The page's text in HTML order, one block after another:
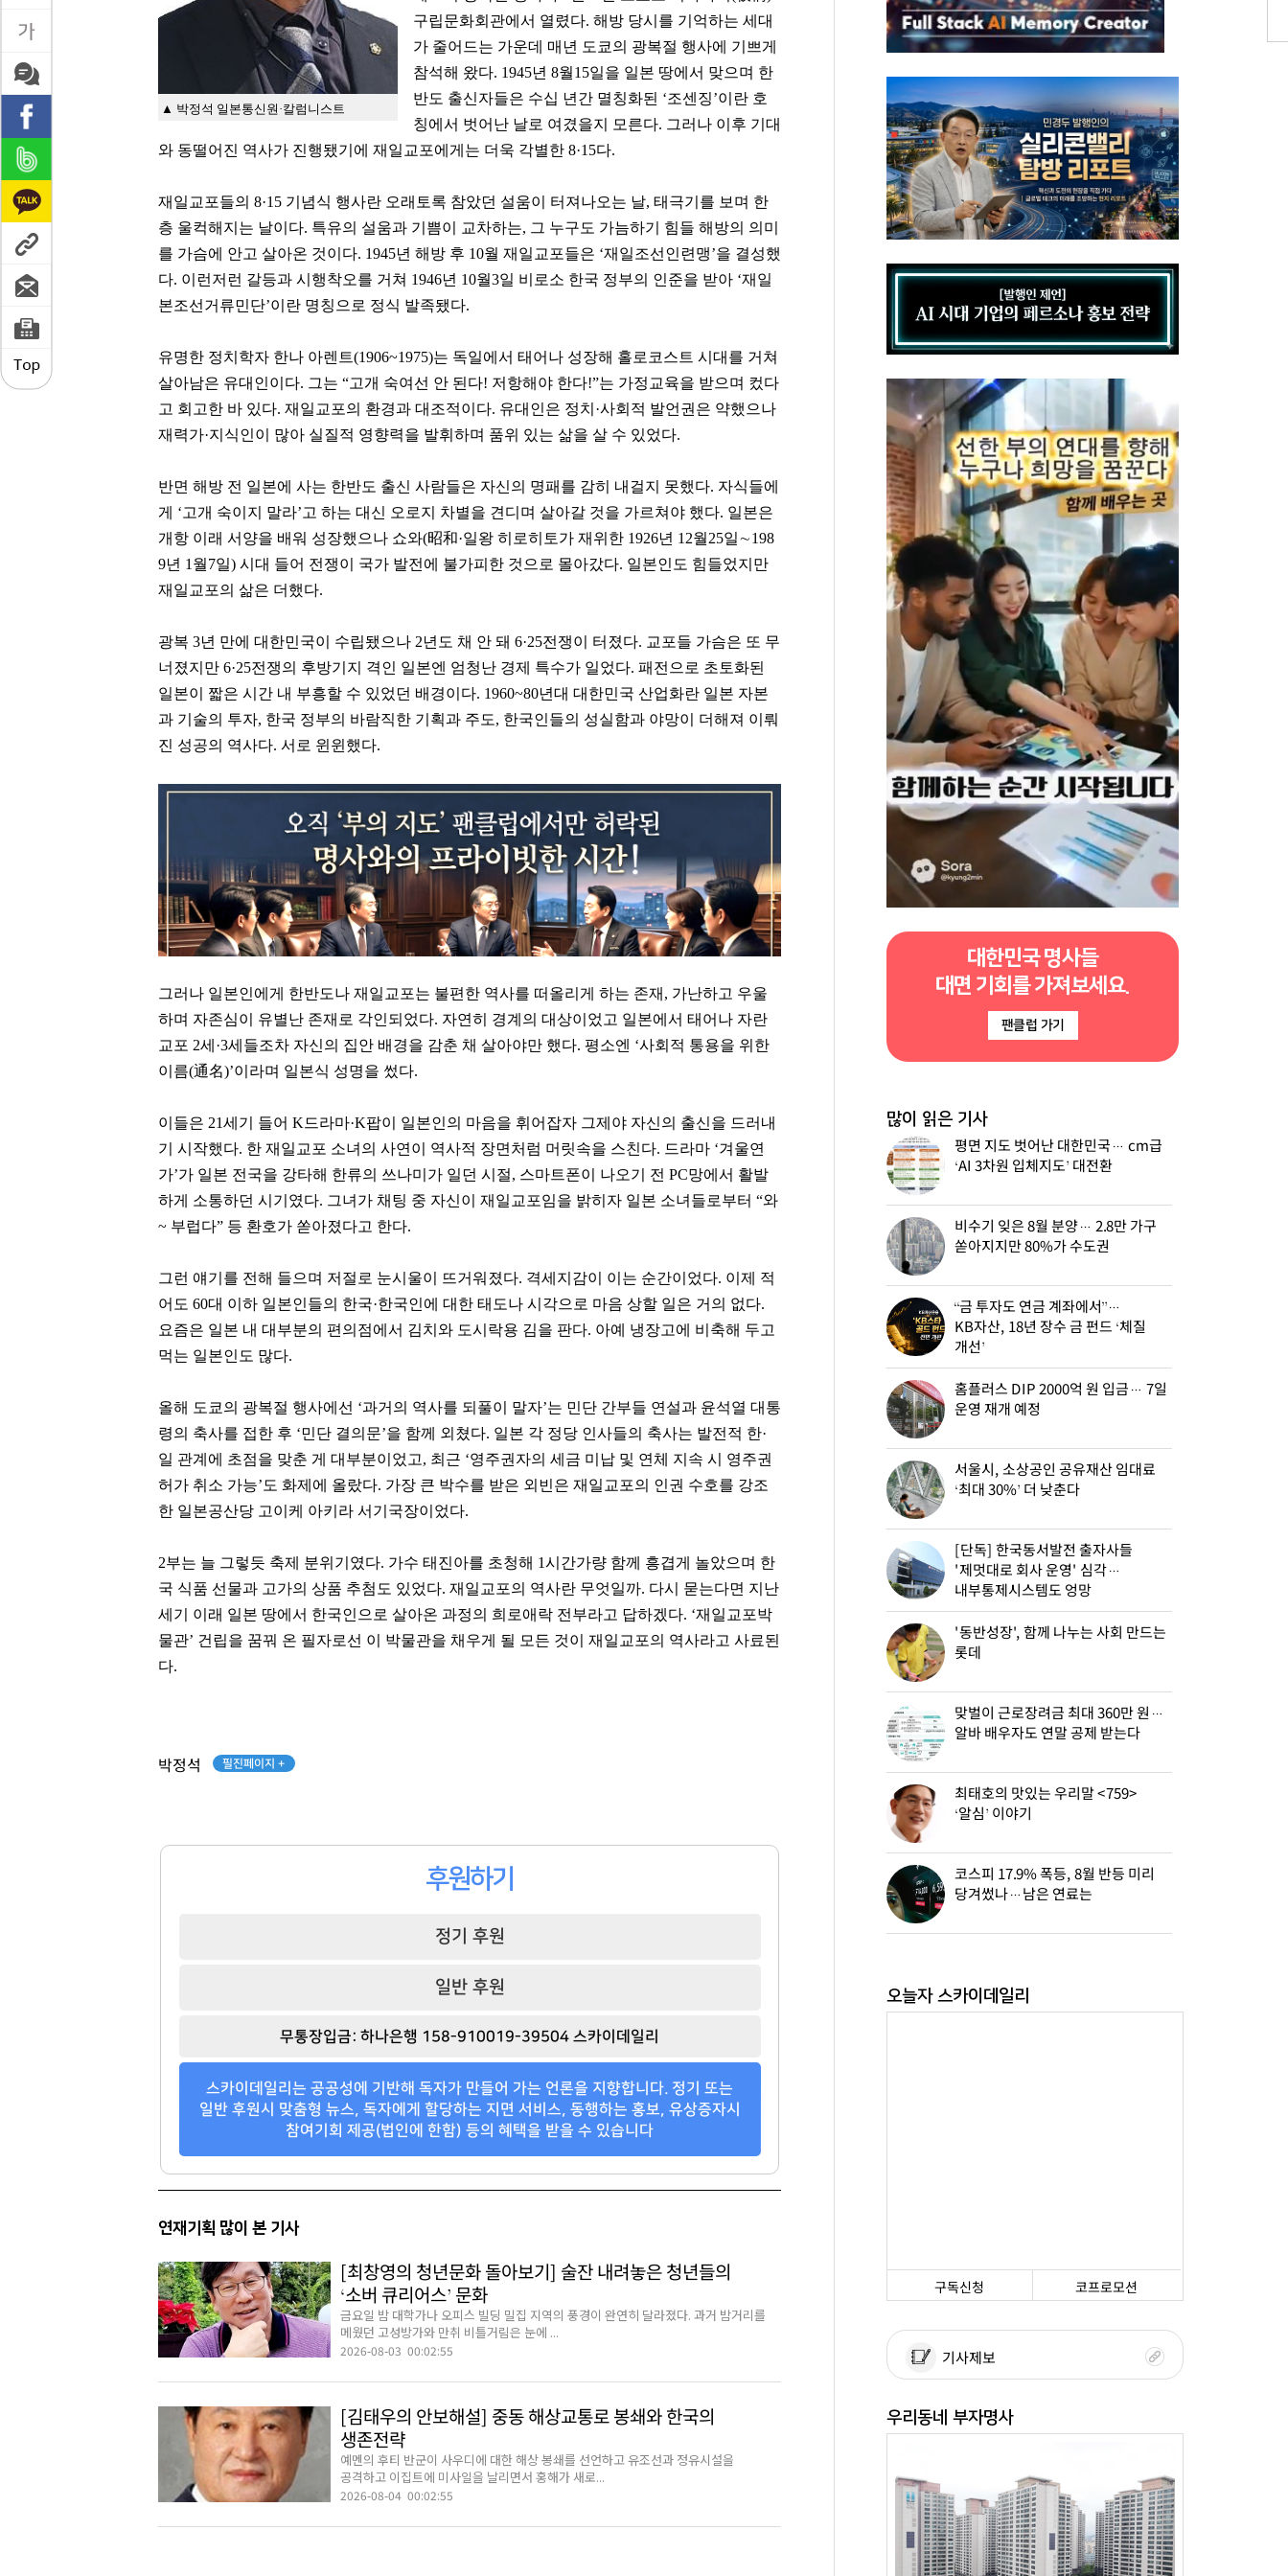
▲ 박정석 일본통신원·칼럼니스트
구립문화회관에서 열렸다. 해방 당시를 기억하는 세대
가 줄어드는 가운데 매년 도쿄의 광복절 행사에 기쁘게
참석해 왔다. 1945년 8월15일을 일본 땅에서 맞으며 한
반도 출신자들은 수십 년간 멸칭화된 ‘조센징’이란 호
칭에서 벗어난 날로 여겼을지 모른다. 그러나 이후 기대
와 동떨어진 역사가 진행됐기에 재일교포에게는 더욱 각별한 8·15다.
재일교포들의 8·15 기념식 행사란 오래토록 참았던 설움이 터져나오는 날, 태극기를 보며 한
층 울컥해지는 날이다. 특유의 설움과 기쁨이 교차하는, 그 누구도 가늠하기 힘들 해방의 의미
를 가슴에 안고 살아온 것이다. 1945년 해방 후 10월 재일교포들은 ‘재일조선인련맹’을 결성했
다. 이런저런 갈등과 시행착오를 거쳐 1946년 10월3일 비로소 한국 정부의 인준을 받아 ‘재일
본조선거류민단’이란 명칭으로 정식 발족됐다.
유명한 정치학자 한나 아렌트(1906~1975)는 독일에서 태어나 성장해 홀로코스트 시대를 거쳐
살아남은 유대인이다. 그는 “고개 숙여선 안 된다! 저항해야 한다!”는 가정교육을 받으며 컸다
고 회고한 바 있다. 재일교포의 환경과 대조적이다. 유대인은 정치·사회적 발언권은 약했으나
재력가·지식인이 많아 실질적 영향력을 발휘하며 품위 있는 삶을 살 수 있었다.
반면 해방 전 일본에 사는 한반도 출신 사람들은 자신의 명패를 감히 내걸지 못했다. 자식들에
게 ‘고개 숙이지 말라’고 하는 대신 오로지 차별을 견디며 살아갈 것을 가르쳐야 했다. 일본은
개항 이래 서양을 배워 성장했으나 쇼와(昭和·일왕 히로히토가 재위한 1926년 12월25일∼198
9년 1 월7일) 시대 들어 전쟁이 국가 발전에 불가피한 것으로 몰아갔다. 일본인도 힘들었지만
재일교포의 삶은 더했다.
광복 3년 만에 대한민국이 수립됐으나 2년도 채 안 돼 6·25전쟁이 터졌다. 교포들 가슴은 또 무
너졌지만 6·25전쟁의 후방기지 격인 일본엔 엄청난 경제 특수가 일었다. 패전으로 초토화된
일본이 짧은 시간 내 부흥할 수 있었던 배경이다. 1960~80년대 대한민국 산업화란 일본 자본
과 기술의 투자, 한국 정부의 바람직한 기획과 주도, 한국인들의 성실함과 야망이 더해져 이뤄
진 성공의 역사다. 서로 윈윈했다.
한상우
[관련 기사]
카카오게임즈
대지마을3차2단지현대홈타운
116
김재철
[관련 기사]
동원그룹
트라움하우스3차
100
이준용
[관련 기사]
DL
주택
120
윤재승
[관련 기사]
대웅제약
단독주택
71
정동원
[관련 기사]
쇼플레이엔터테인먼트
건물
76
그러나 일본인에게 한반도나 재일교포는 불편한 역사를 떠올리게 하는 존재, 가난하고 우울
하며 자존심이 유별난 존재로 각인되었다. 자연히 경계의 대상이었고 일본에서 태어나 자란
교포 2세·3세들조차 자신의 집안 배경을 감춘 채 살아야만 했다. 평소엔 ‘사회적 통용을 위한
이름(通名)’이라며 일본식 성명을 썼다.
이들은 21세기 들어 K드라마·K팝이 일본인의 마음을 휘어잡자 그제야 자신의 출신을 드러내
기 시작했다. 한 재일교포 소녀의 사연이 역사적 장면처럼 머릿속을 스친다. 드라마 ‘겨울연
가’가 일본 전국을 강타해 한류의 쓰나미가 일던 시절, 스마트폰이 나오기 전 PC망에서 활발
하게 소통하던 시기였다. 그녀가 채팅 중 자신이 재일교포임을 밝히자 일본 소녀들로부터 “와
~ 부럽다” 등 환호가 쏟아졌다고 한다.
그런 얘기를 전해 들으며 저절로 눈시울이 뜨거워졌다. 격세지감이 이는 순간이었다. 이제 적
어도 60대 이하 일본인들의 한국·한국인에 대한 태도나 시각으로 마음 상할 일은 거의 없다.
요즘은 일본 내 대부분의 편의점에서 김치와 도시락용 김을 판다. 아예 냉장고에 비축해 두고
먹는 일본인도 많다.
올해 도쿄의 광복절 행사에선 ‘과거의 역사를 되풀이 말자’는 민단 간부들 연설과 윤석열 대통
령의 축사를 접한 후 ‘민단 결의문’을 함께 외쳤다. 일본 각 정당 인사들의 축사는 발전적 한·
일 관계에 초점을 맞춘 게 대부분이었고, 최근 ‘영주권자의 세금 미납 및 연체 지속 시 영주권
허가 취소 가능’도 화제에 올랐다. 가장 큰 박수를 받은 외빈은 재일교포의 인권 수호를 강조
한 일본공산당 고이케 아키라 서기국장이었다.
2부는 늘 그렇듯 축제 분위기였다. 가수 태진아를 초청해 1시간가량 함께 흥겹게 놀았으며 한
국 식품 선물과 고가의 상품 추첨도 있었다. 재일교포의 역사란 무엇일까. 다시 묻는다면 지난
세기 이래 일본 땅에서 한국인으로 살아온 과정의 희로애락 전부라고 답하겠다. ‘재일교포박
물관’ 건립을 꿈꿔 온 필자로선 이 박물관을 채우게 될 모든 것이 재일교포의 역사라고 사료된
다.
박정석 필진페이지 +
후원하기
정기 후원
일반 후원
무통장입금: 하나은행 158-910019-39504 스카이데일리
스카이데일리는 공공성에 기반해 독자가 만들어 가는 언론을 지향합니다. 정기 또는
일반 후원시 맞춤형 뉴스, 독자에게 할당하는 지면 서비스, 동행하는 홍보, 유상증자시
참여기회 제공(법인에 한함) 등의 혜택을 받을 수 있습니다
연재기획 많이 본 기사
[최창영의 청년문화 돌아보기] 술잔 내려놓은 청년들의
‘소버 큐리어스’ 문화
금요일 밤 대학가나 오피스 빌딩 밀집 지역의 풍경이 완연히 달라졌다. 과거 밤거리를
메웠던 고성방가와 만취 비틀거림은 눈에 ...
2026-08-03 00:02:55
[김태우의 안보해설] 중동 해상교통로 봉쇄와 한국의
생존전략
예멘의 후티 반군이 사우디에 대한 해상 봉쇄를 선언하고 유조선과 정유시설을
공격하고 이집트에 미사일을 날리면서 홍해가 새로...
2026-08-04 00:02:55
대한민국 명사들
대면 기회를 가져보세요.
팬클럽 가기
많이 읽은 기사
평면 지도 벗어난 대한민국… cm급
‘AI 3차원 입체지도’ 대전환
비수기 잊은 8월 분양… 2.8만 가구
쏟아지지만 80%가 수도권
“금 투자도 연금 계좌에서”…
KB자산, 18년 장수 금 펀드 ‘체질
개선’
홈플러스 DIP 2000억 원 입금… 7일
운영 재개 예정
서울시, 소상공인 공유재산 임대료
‘최대 30%’ 더 낮춘다
[단독] 한국동서발전 출자사들
'제멋대로 회사 운영' 심각…
내부통제시스템도 엉망
'동반성장', 함께 나누는 사회 만드는
롯데
맞벌이 근로장려금 최대 360만 원…
알바 배우자도 연말 공제 받는다
최태호의 맛있는 우리말 <759>
‘알심’ 이야기
코스피 17.9% 폭등, 8월 반등 미리
당겨썼나…남은 연료는
오늘자 스카이데일리
구독신청 코프로모션
기사제보
우리동네 부자명사